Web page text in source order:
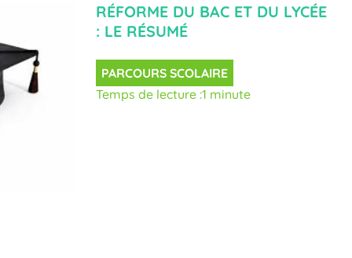
RÉFORME DU BAC ET DU LYCÉE
: LE RÉSUMÉ
PARCOURS SCOLAIRE
Temps de lecture :1 minute